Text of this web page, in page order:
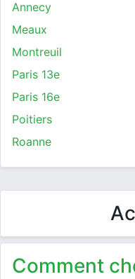
Annecy
Meaux
Montreuil
Paris 13e
Paris 16e
Poitiers
Roanne
Comment choisir un